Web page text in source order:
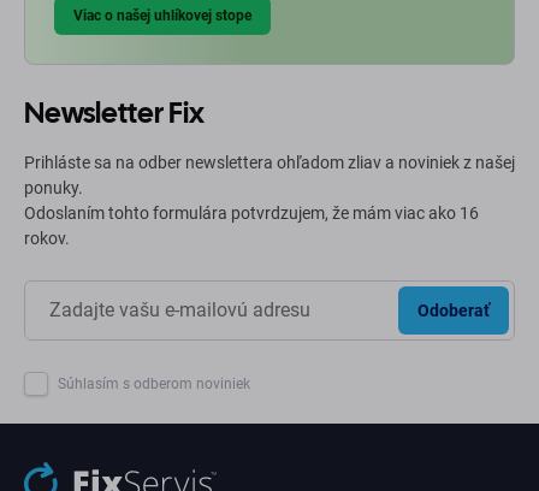
Viac o našej uhlíkovej stope
Newsletter Fix
Prihláste sa na odber newslettera ohľadom zliav a noviniek z našej
ponuky.
Odoslaním tohto formulára potvrdzujem, že mám viac ako 16
rokov.
Odoberať
Súhlasím s odberom noviniek